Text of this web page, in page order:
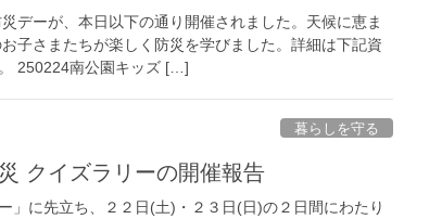
デーが、本日以下の通り開催されました。天候に恵ま
子さまたちが楽しく防災を学びました。詳細は下記資
250224南公園キッズ […]
暮らしを守る
クイズラリーの開催報告
」に先立ち、２２日(土)・２３日(日)の２日間にわたり